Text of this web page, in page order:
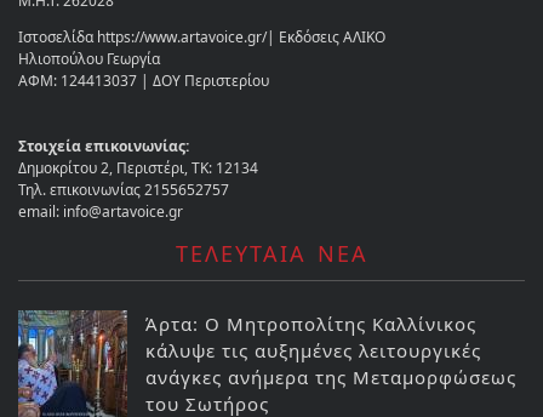
Ιστοσελίδα https://www.artavoice.gr/| Εκδόσεις ΑΛΙΚΟ
Ηλιοπούλου Γεωργία
ΑΦΜ: 124413037 | ΔΟΥ Περιστερίου
Στοιχεία επικοινωνίας:
Δημοκρίτου 2, Περιστέρι, ΤΚ: 12134
Τηλ. επικοινωνίας 2155652757
email: info@artavoice.gr
ΤΕΛΕΥΤΑΙΑ ΝΕΑ
Άρτα: Ο Μητροπολίτης Καλλίνικος
κάλυψε τις αυξημένες λειτουργικές
ανάγκες ανήμερα της Μεταμορφώσεως
του Σωτήρος